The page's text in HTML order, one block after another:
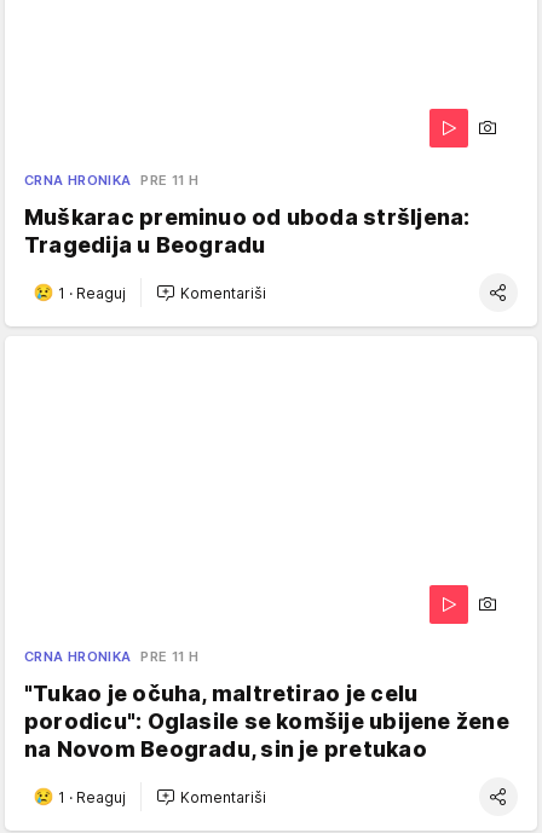
CRNA HRONIKA PRE 11 H
Muškarac preminuo od uboda stršljena:
Tragedija u Beogradu
1 · Reaguj Komentariši
CRNA HRONIKA PRE 11 H
"Tukao je očuha, maltretirao je celu
porodicu": Oglasile se komšije ubijene žene
na Novom Beogradu, sin je pretukao
1 · Reaguj Komentariši